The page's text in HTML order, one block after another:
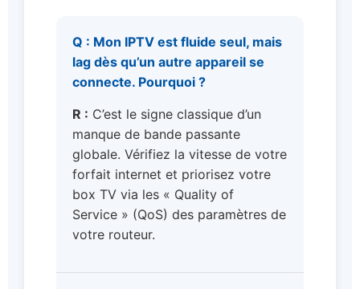
Q : Mon IPTV est fluide seul, mais
lag dès qu’un autre appareil se
connecte. Pourquoi ?
R : C’est le signe classique d’un
manque de bande passante
globale. Vérifiez la vitesse de votre
forfait internet et priorisez votre
box TV via les « Quality of
Service » (QoS) des paramètres de
votre routeur.